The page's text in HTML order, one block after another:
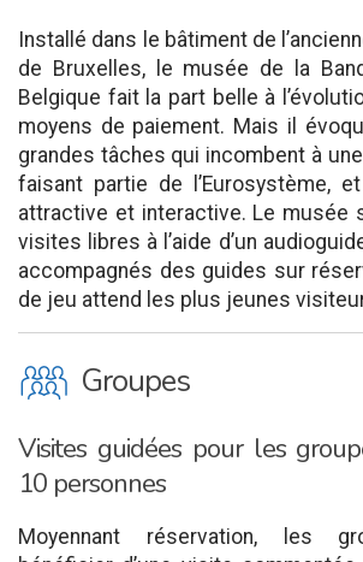
Installé dans le bâtiment de
de Bruxelles, le musée de la
Belgique fait la part belle à
moyens de paiement. Mais il
grandes tâches qui incombent à
faisant partie de l’Eurosystème,
attractive et interactive. Le musée
visites libres à l’aide d’un
accompagnés des guides sur
de jeu attend les plus jeunes
O Groupes
Visites guidées pour les
10 personnes
Moyennant réservation, les